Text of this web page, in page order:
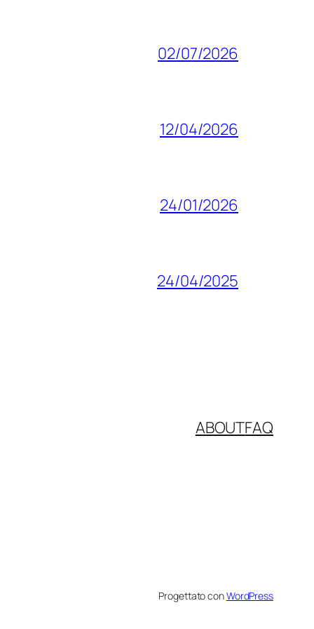
02/07/2026
12/04/2026
24/01/2026
24/04/2025
ABOUTFAQ
Progettato conWordPress